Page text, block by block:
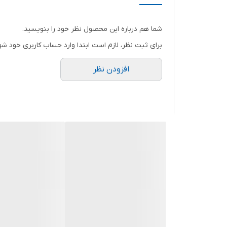
شما هم درباره این محصول نظر خود را بنویسید.
برای ثبت نظر، لازم است ابتدا وارد حساب کاربری خود
افزودن نظر